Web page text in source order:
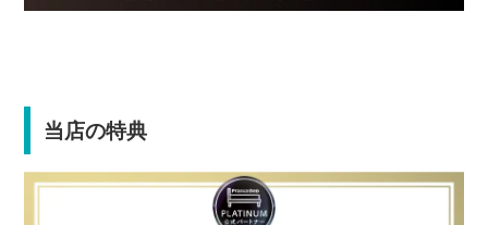
当店の特典